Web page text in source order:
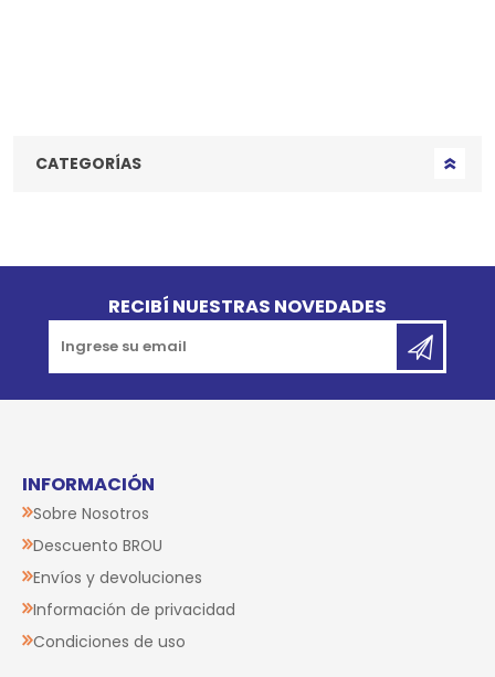
CATEGORÍAS
RECIBÍ NUESTRAS NOVEDADES
INFORMACIÓN
Sobre Nosotros
Descuento BROU
Envíos y devoluciones
Información de privacidad
Condiciones de uso